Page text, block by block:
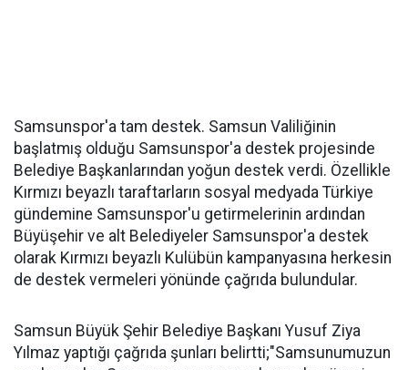
Samsunspor'a tam destek. Samsun Valiliğinin
başlatmış olduğu Samsunspor'a destek projesinde
Belediye Başkanlarından yoğun destek verdi. Özellikle
Kırmızı beyazlı taraftarların sosyal medyada Türkiye
gündemine Samsunspor'u getirmelerinin ardından
Büyüşehir ve alt Belediyeler Samsunspor'a destek
olarak Kırmızı beyazlı Kulübün kampanyasına herkesin
de destek vermeleri yönünde çağrıda bulundular.
Samsun Büyük Şehir Belediye Başkanı Yusuf Ziya
Yılmaz yaptığı çağrıda şunları belirtti;"Samsunumuzun